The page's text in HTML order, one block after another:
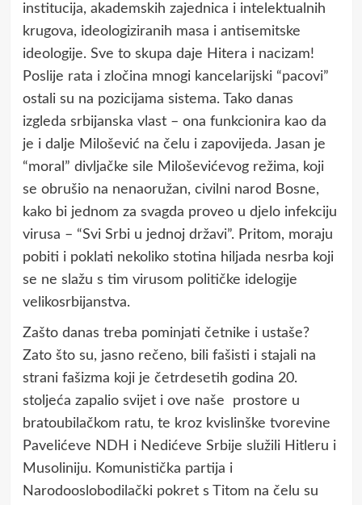
institucija, akademskih zajednica i intelektualnih
krugova, ideologiziranih masa i antisemitske
ideologije. Sve to skupa daje Hitera i nacizam!
Poslije rata i zločina mnogi kancelarijski “pacovi”
ostali su na pozicijama sistema. Tako danas
izgleda srbijanska vlast – ona funkcionira kao da
je i dalje Milošević na čelu i zapovijeda. Jasan je
“moral” divljačke sile Miloševićevog režima, koji
se obrušio na nenaoružan, civilni narod Bosne,
kako bi jednom za svagda proveo u djelo infekciju
virusa – “Svi Srbi u jednoj državi”. Pritom, moraju
pobiti i poklati nekoliko stotina hiljada nesrba koji
se ne slažu s tim virusom političke idelogije
velikosrbijanstva.
Zašto danas treba pominjati četnike i ustaše?
Zato što su, jasno rečeno, bili fašisti i stajali na
strani fašizma koji je četrdesetih godina 20.
stoljeća zapalio svijet i ove naše prostore u
bratoubilačkom ratu, te kroz kvislinške tvorevine
Pavelićeve NDH i Nedićeve Srbije služili Hitleru i
Musoliniju. Komunistička partija i
Narodooslobodilački pokret s Titom na čelu su